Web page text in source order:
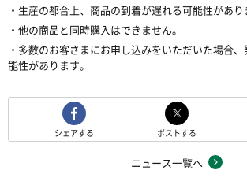
・生産の都合上、商品の到着が遅れる可能性があり
・他の商品と同時購入はできません。
・多数のお客さまにお申し込みをいただいた場合
能性があります。
シェアする ポストする
ニュース一覧へ